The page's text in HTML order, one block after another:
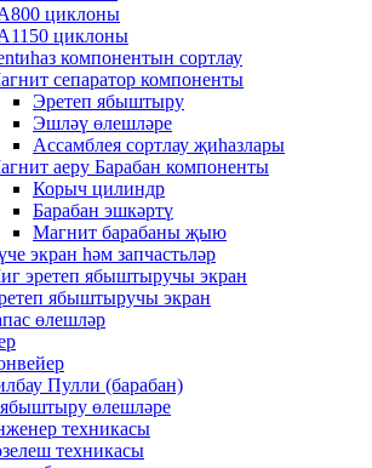
циклоны
циклоны
компонентын сортлау
сепаратор компоненты
Эретеп ябыштыру
Эшләү өлешләре
Ассамблея сортлау җиһазлары
аеру Барабан компоненты
Корыч цилиндр
Барабан эшкәртү
Магнит барабаны җыю
экран һәм запчастьләр
эретеп ябыштыручы экран
ябыштыручы экран
өлешләр
Пулли (барабан)
өлешләре
техникасы
техникасы